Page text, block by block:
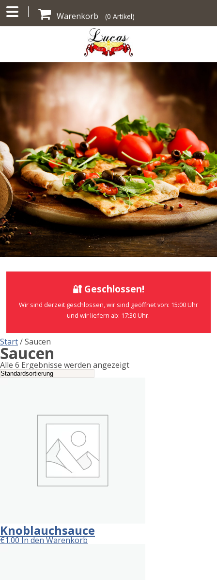
Warenkorb (0 Artikel)
🔐 Geschlossen!
Wir sind derzeit geschlossen, wir sind geöffnet von: 15:00 Uhr
und wir liefern ab: 17:30 Uhr.
Start/ Saucen
Saucen
Alle 6 Ergebnisse werden angezeigt
Knoblauchsauce
€1.00In den Warenkorb